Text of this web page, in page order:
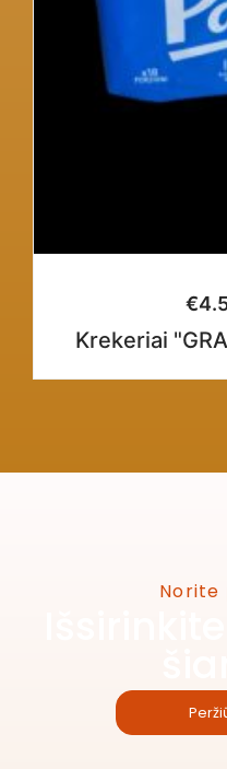
€
Krekeriai
Norite